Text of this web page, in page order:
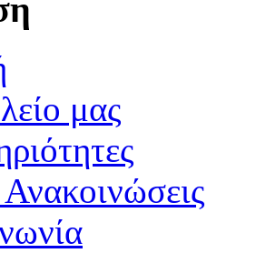
μας